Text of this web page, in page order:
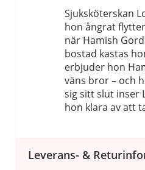
Sjuksköterskan
hon ångrat
när Hamish
bostad kastas
erbjuder hon
väns bror – och
sig sitt slut inser
hon klara av att
Leverans- &